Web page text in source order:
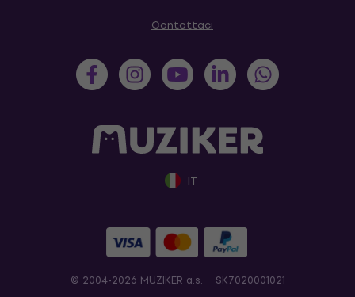
Contattaci
IT
© 2004-2026 MUZIKER a.s. SK7020001021